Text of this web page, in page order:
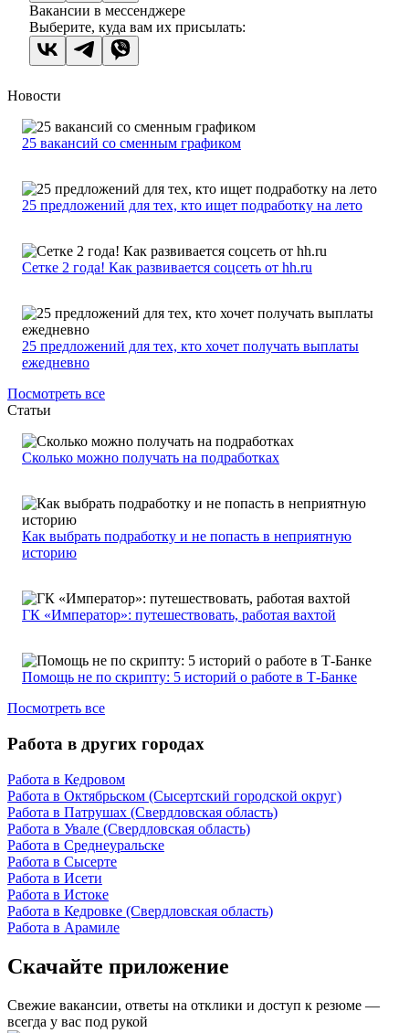
Вакансии в мессенджере
Выберите, куда вам их присылать:
Новости
25 вакансий со сменным графиком
25 предложений для тех, кто ищет подработку на лето
Сетке 2 года! Как развивается соцсеть от hh.ru
25 предложений для тех, кто хочет получать выплаты
ежедневно
Посмотреть все
Статьи
Сколько можно получать на подработках
Как выбрать подработку и не попасть в неприятную
историю
ГК «Император»: путешествовать, работая вахтой
Помощь не по скрипту: 5 историй о работе в Т-Банке
Посмотреть все
Работа в других городах
Работа в Кедровом
Работа в Октябрьском (Сысертский городской округ)
Работа в Патрушах (Свердловская область)
Работа в Увале (Свердловская область)
Работа в Среднеуральске
Работа в Сысерте
Работа в Исети
Работа в Истоке
Работа в Кедровке (Свердловская область)
Работа в Арамиле
Скачайте приложение
Свежие вакансии, ответы на отклики и доступ к резюме —
всегда у вас под рукой